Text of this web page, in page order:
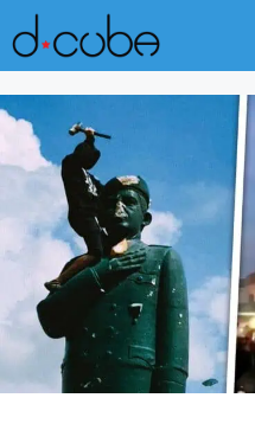
Skip
to
content